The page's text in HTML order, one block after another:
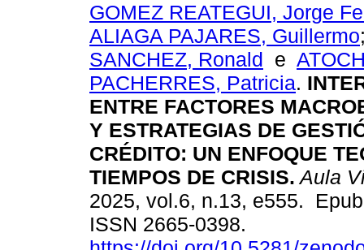
GOMEZ REATEGUI, Jorge
ALIAGA PAJARES, Guillermo
SANCHEZ, Ronald e
PACHERRES, Patricia.
ENTRE FACTORES
Y ESTRATEGIAS DE
CRÉDITO: UN ENFOQUE
TIEMPOS DE CRISIS. Aula
2025, vol.6, n.13, e555.
ISSN 2665-0398.